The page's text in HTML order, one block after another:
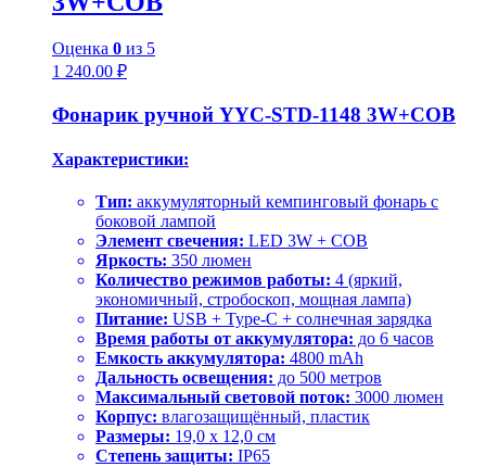
Оценка 0 из 5
1 240.00 ₽
Фонарик ручной YYC-STD-1148 3W+COB
Характеристики:
Тип: аккумуляторный кемпинговый фонарь с
боковой лампой
Элемент свечения: LED 3W + COB
Яркость: 350 люмен
Количество режимов работы: 4 (яркий,
экономичный, стробоскоп, мощная лампа)
Питание: USB + Type-C + солнечная зарядка
Время работы от аккумулятора: до 6 часов
Емкость аккумулятора: 4800 mAh
Дальность освещения: до 500 метров
Максимальный световой поток: 3000 люмен
Корпус: влагозащищённый, пластик
Размеры: 19,0 x 12,0 см
Степень защиты: IP65